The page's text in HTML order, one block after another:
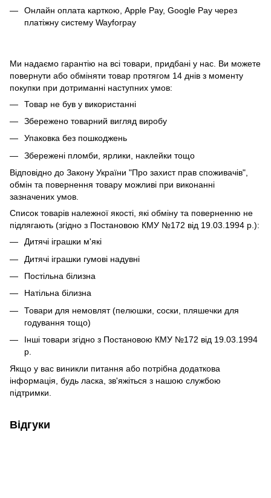
Онлайн оплата карткою, Apple Pay, Google Pay через
платіжну систему Wayforpay
Ми надаємо гарантію на всі товари, придбані у нас. Ви можете
повернути або обміняти товар протягом 14 днів з моменту
покупки при дотриманні наступних умов:
Товар не був у використанні
Збережено товарний вигляд виробу
Упаковка без пошкоджень
Збережені пломби, ярлики, наклейки тощо
Відповідно до Закону України "Про захист прав споживачів",
обмін та повернення товару можливі при виконанні
зазначених умов.
Список товарів належної якості, які обміну та поверненню не
підлягають (згідно з Постановою КМУ №172 від 19.03.1994 р.):
Дитячі іграшки м'які
Дитячі іграшки гумові надувні
Постільна білизна
Натільна білизна
Товари для немовлят (пелюшки, соски, пляшечки для
годування тощо)
Інші товари згідно з Постановою КМУ №172 від 19.03.1994
р.
Якщо у вас виникли питання або потрібна додаткова
інформація, будь ласка, зв'яжіться з нашою службою
підтримки.
Відгуки